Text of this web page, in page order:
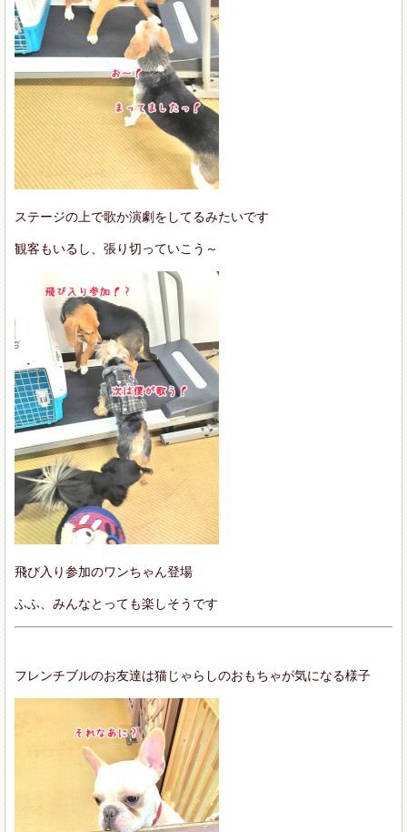
ステージの上で歌か演劇をしてるみたいです
観客もいるし、張り切っていこう～
飛び入り参加のワンちゃん登場
ふふ、みんなとっても楽しそうです
フレンチブルのお友達は猫じゃらしのおもちゃが気になる様子